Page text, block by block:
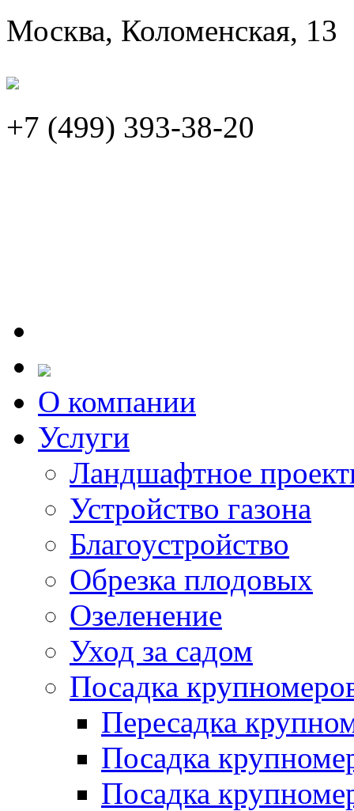
Москва, Коломенская, 13
+7 (499)
О компании
Услуги
Ландшафтное
Устройство газона
Благоустройство
Обрезка плодовых
Озеленение
Уход за садом
Посадка
Пересадка
Посадка
Посадка